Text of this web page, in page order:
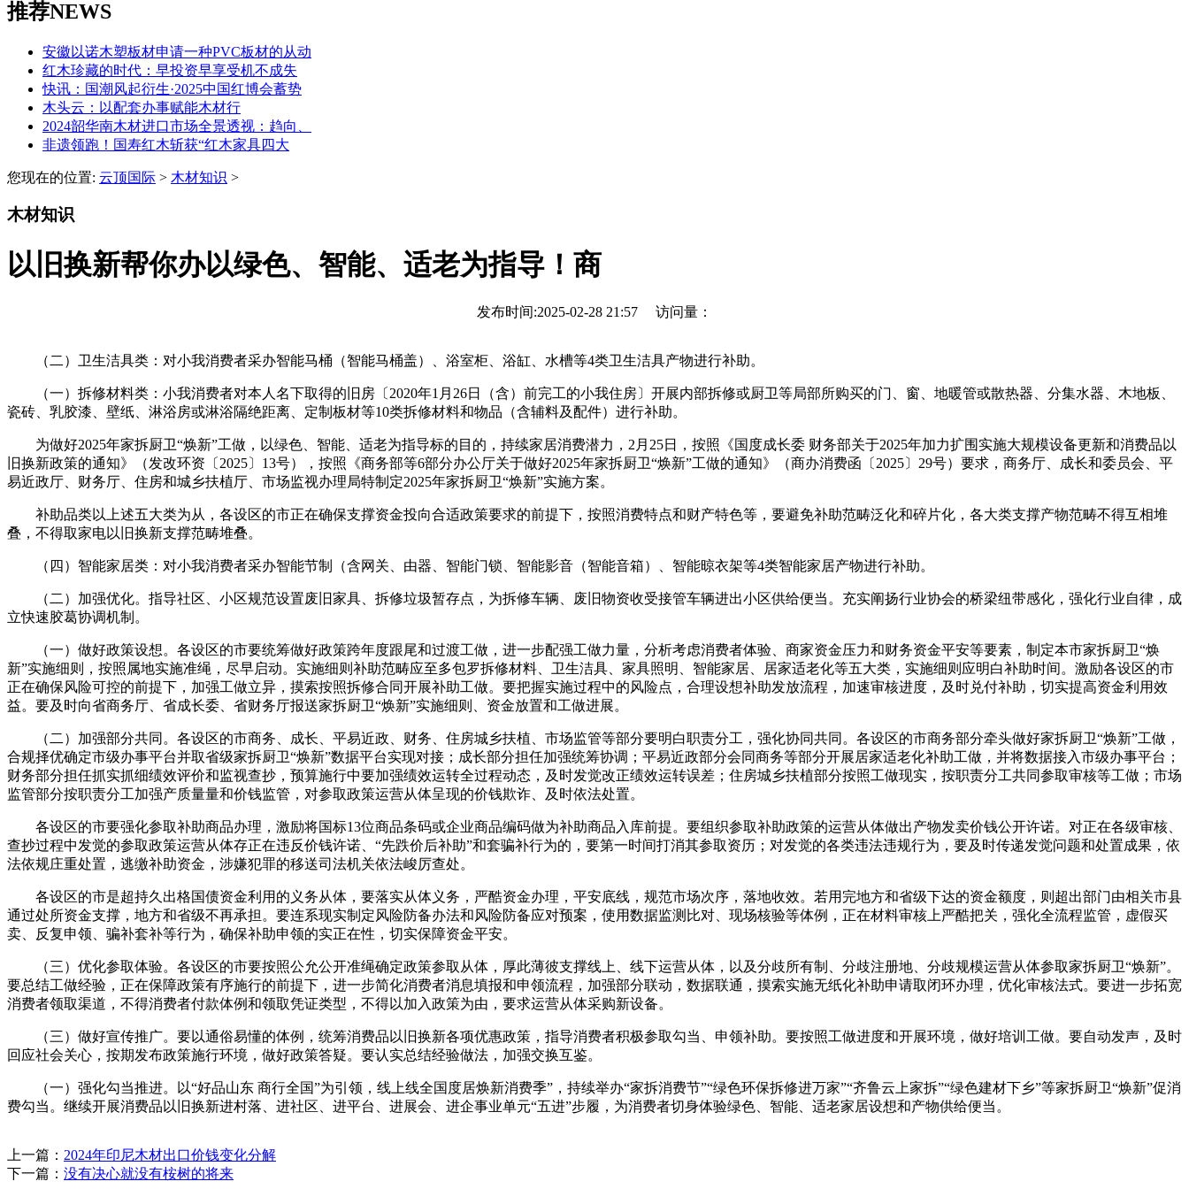
推荐NEWS
安徽以诺木塑板材申请一种PVC板材的从动
红木珍藏的时代：早投资早享受机不成失
快讯：国潮风起衍生·2025中国红博会蓄势
木头云：以配套办事赋能木材行
2024韶华南木材进口市场全景透视：趋向、
非遗领跑！国寿红木斩获“红木家具四大
您现在的位置: 云顶国际 > 木材知识 >
木材知识
以旧换新帮你办以绿色、智能、适老为指导！商
发布时间:2025-02-28 21:57 访问量：
（二）卫生洁具类：对小我消费者采办智能马桶（智能马桶盖）、浴室柜、浴缸、水槽等4类卫生洁具产物进行补助。
（一）拆修材料类：小我消费者对本人名下取得的旧房〔2020年1月26日（含）前完工的小我住房〕开展内部拆修或厨卫等局部所购买的门、窗、地暖管或散热器、分集水器、木地板、
瓷砖、乳胶漆、壁纸、淋浴房或淋浴隔绝距离、定制板材等10类拆修材料和物品（含辅料及配件）进行补助。
为做好2025年家拆厨卫“焕新”工做，以绿色、智能、适老为指导标的目的，持续家居消费潜力，2月25日，按照《国度成长委 财务部关于2025年加力扩围实施大规模设备更新和消费品以
旧换新政策的通知》（发改环资〔2025〕13号），按照《商务部等6部分办公厅关于做好2025年家拆厨卫“焕新”工做的通知》（商办消费函〔2025〕29号）要求，商务厅、成长和委员会、平
易近政厅、财务厅、住房和城乡扶植厅、市场监视办理局特制定2025年家拆厨卫“焕新”实施方案。
补助品类以上述五大类为从，各设区的市正在确保支撑资金投向合适政策要求的前提下，按照消费特点和财产特色等，要避免补助范畴泛化和碎片化，各大类支撑产物范畴不得互相堆
叠，不得取家电以旧换新支撑范畴堆叠。
（四）智能家居类：对小我消费者采办智能节制（含网关、由器、智能门锁、智能影音（智能音箱）、智能晾衣架等4类智能家居产物进行补助。
（二）加强优化。指导社区、小区规范设置废旧家具、拆修垃圾暂存点，为拆修车辆、废旧物资收受接管车辆进出小区供给便当。充实阐扬行业协会的桥梁纽带感化，强化行业自律，成
立快速胶葛协调机制。
（一）做好政策设想。各设区的市要统筹做好政策跨年度跟尾和过渡工做，进一步配强工做力量，分析考虑消费者体验、商家资金压力和财务资金平安等要素，制定本市家拆厨卫“焕
新”实施细则，按照属地实施准绳，尽早启动。实施细则补助范畴应至多包罗拆修材料、卫生洁具、家具照明、智能家居、居家适老化等五大类，实施细则应明白补助时间。激励各设区的市
正在确保风险可控的前提下，加强工做立异，摸索按照拆修合同开展补助工做。要把握实施过程中的风险点，合理设想补助发放流程，加速审核进度，及时兑付补助，切实提高资金利用效
益。要及时向省商务厅、省成长委、省财务厅报送家拆厨卫“焕新”实施细则、资金放置和工做进展。
（二）加强部分共同。各设区的市商务、成长、平易近政、财务、住房城乡扶植、市场监管等部分要明白职责分工，强化协同共同。各设区的市商务部分牵头做好家拆厨卫“焕新”工做，
合规择优确定市级办事平台并取省级家拆厨卫“焕新”数据平台实现对接；成长部分担任加强统筹协调；平易近政部分会同商务等部分开展居家适老化补助工做，并将数据接入市级办事平台；
财务部分担任抓实抓细绩效评价和监视查抄，预算施行中要加强绩效运转全过程动态，及时发觉改正绩效运转误差；住房城乡扶植部分按照工做现实，按职责分工共同参取审核等工做；市场
监管部分按职责分工加强产质量量和价钱监管，对参取政策运营从体呈现的价钱欺诈、及时依法处置。
各设区的市要强化参取补助商品办理，激励将国标13位商品条码或企业商品编码做为补助商品入库前提。要组织参取补助政策的运营从体做出产物发卖价钱公开许诺。对正在各级审核、
查抄过程中发觉的参取政策运营从体存正在违反价钱许诺、“先跌价后补助”和套骗补行为的，要第一时间打消其参取资历；对发觉的各类违法违规行为，要及时传递发觉问题和处置成果，依
法依规庄重处置，逃缴补助资金，涉嫌犯罪的移送司法机关依法峻厉查处。
各设区的市是超持久出格国债资金利用的义务从体，要落实从体义务，严酷资金办理，平安底线，规范市场次序，落地收效。若用完地方和省级下达的资金额度，则超出部门由相关市县
通过处所资金支撑，地方和省级不再承担。要连系现实制定风险防备办法和风险防备应对预案，使用数据监测比对、现场核验等体例，正在材料审核上严酷把关，强化全流程监管，虚假买
卖、反复申领、骗补套补等行为，确保补助申领的实正在性，切实保障资金平安。
（三）优化参取体验。各设区的市要按照公允公开准绳确定政策参取从体，厚此薄彼支撑线上、线下运营从体，以及分歧所有制、分歧注册地、分歧规模运营从体参取家拆厨卫“焕新”。
要总结工做经验，正在保障政策有序施行的前提下，进一步简化消费者消息填报和申领流程，加强部分联动，数据联通，摸索实施无纸化补助申请取闭环办理，优化审核法式。要进一步拓宽
消费者领取渠道，不得消费者付款体例和领取凭证类型，不得以加入政策为由，要求运营从体采购新设备。
（三）做好宣传推广。要以通俗易懂的体例，统筹消费品以旧换新各项优惠政策，指导消费者积极参取勾当、申领补助。要按照工做进度和开展环境，做好培训工做。要自动发声，及时
回应社会关心，按期发布政策施行环境，做好政策答疑。要认实总结经验做法，加强交换互鉴。
（一）强化勾当推进。以“好品山东 商行全国”为引领，线上线全国度居焕新消费季”，持续举办“家拆消费节”“绿色环保拆修进万家”“齐鲁云上家拆”“绿色建材下乡”等家拆厨卫“焕新”促消
费勾当。继续开展消费品以旧换新进村落、进社区、进平台、进展会、进企事业单元“五进”步履，为消费者切身体验绿色、智能、适老家居设想和产物供给便当。
上一篇： 2024年印尼木材出口价钱变化分解
下一篇： 没有决心就没有桉树的将来